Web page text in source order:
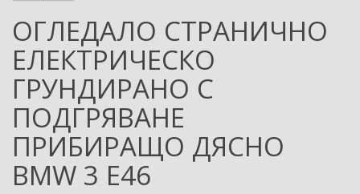
ОГЛЕДАЛО СТРАНИЧНО
ЕЛЕКТРИЧЕСКО
ГРУНДИРАНО С
ПОДГРЯВАНЕ
ПРИБИРАЩО ДЯСНО
BMW 3 E46